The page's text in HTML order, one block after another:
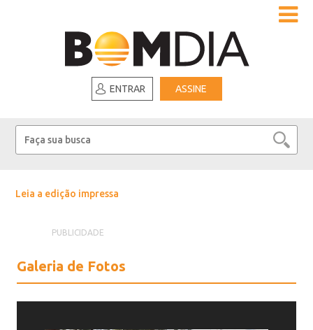
ENTRAR ASSINE
Leia a edição impressa
PUBLICIDADE
Galeria de Fotos